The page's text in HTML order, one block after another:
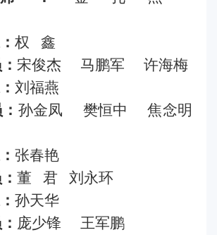
权 鑫
宋俊杰 马鹏军 许海梅
刘福燕
孙金凤 樊恒中 焦念明
张春艳
董 君 刘永环
孙天华
庞少锋 王军鹏